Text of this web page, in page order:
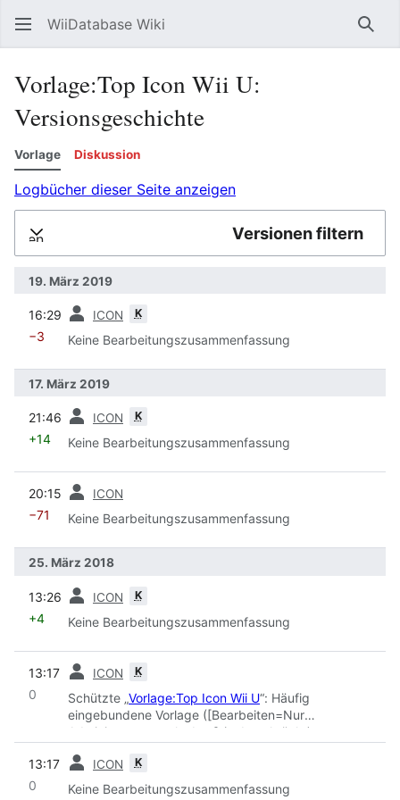
WiiDatabase Wiki
Vorlage:Top Icon Wii U:
Versionsgeschichte
Vorlage Diskussion
Logbücher dieser Seite anzeigen
Versionen filtern
19. März 2019
16:29 ICON K
−3 Keine Bearbeitungszusammenfassung
17. März 2019
21:46 ICON K
+14 Keine Bearbeitungszusammenfassung
20:15 ICON
−71 Keine Bearbeitungszusammenfassung
25. März 2018
13:26 ICON K
+4 Keine Bearbeitungszusammenfassung
13:17 ICON K
0 Schützte „Vorlage:Top Icon Wii U“: Häufig
eingebundene Vorlage ([Bearbeiten=Nur
Administratoren erlauben] (unbeschränkt)
(unbeschränkt))
13:17 ICON K
0 Keine Bearbeitungszusammenfassung